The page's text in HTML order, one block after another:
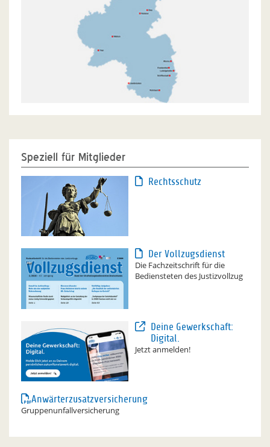
Speziell für Mitglieder
Rechtsschutz
Der Vollzugsdienst
Die Fachzeitschrift für die
Bediensteten des Justizvollzug
Deine Gewerkschaft:
Digital.
Jetzt anmelden!
Anwärterzusatzversicherung
Gruppenunfallversicherung